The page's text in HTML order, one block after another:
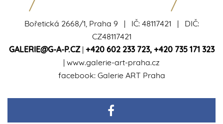
Bořetická 2668/1, Praha 9 | IČ: 48117421 | DIČ:
CZ48117421
GALERIE@G-A-P.CZ| +420 602 233 723, +420 735 171 323
| www.galerie-art-praha.cz
facebook: Galerie ART Praha